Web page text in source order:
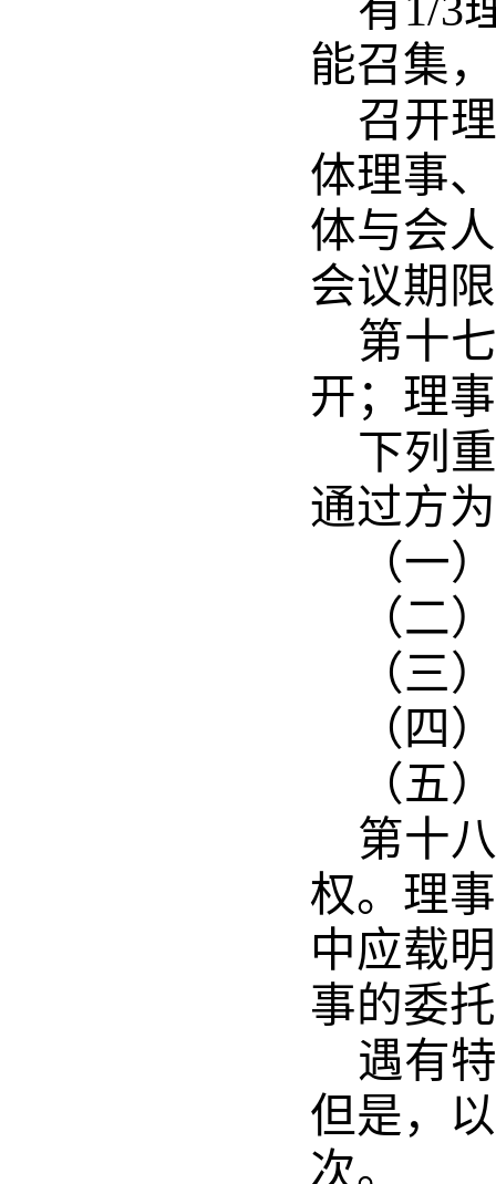
能召集
召开
体理事
体与会
会议期
第十
开；理
下列
通过方
（一）
（二）
（三）
（四）
（五）
第十
权。理
中应载
事的委
遇有
但是，
次。